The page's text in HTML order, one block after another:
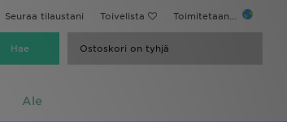
Seuraa tilaustani Toivelista Toimitetaan...
Ostoskori on tyhjä
Ale